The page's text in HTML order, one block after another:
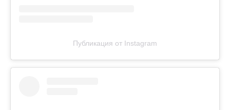
Публикация от Instagram